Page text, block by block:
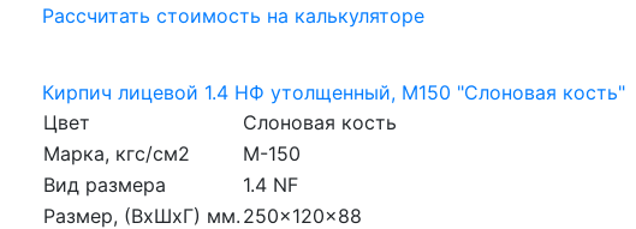
Рассчитать стоимость на калькуляторе
Кирпич лицевой 1.4 НФ утолщенный, M150 "Слоновая кость"
Цвет
Слоновая кость
Марка, кгс/см2
M-150
Вид размера
1.4 NF
Размер, (ВхШхГ) мм. 250x120x88